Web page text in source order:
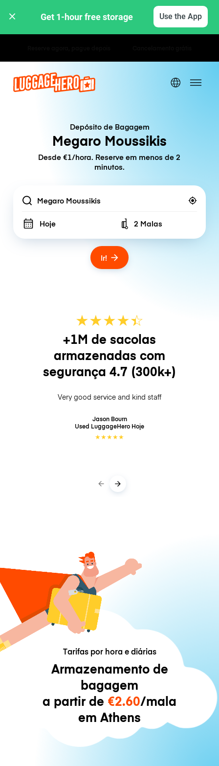
Get 1-hour free storage Use the App
Depósito de Bagagem
Megaro Moussikis
Desde €1/hora. Reserve em menos de 2
minutos.
Location
Hoje Number of bags
2 Malas
Ir!
★★★★☆
★
+1M de sacolas
armazenadas com
segurança 4.7 (300k+)
Very good service and kind staff
Jason Bourn
Used LuggageHero Hoje
★★★★★
Tarifas por hora e diárias
Armazenamento de
bagagem
a partir de €2.60/mala
em Athens